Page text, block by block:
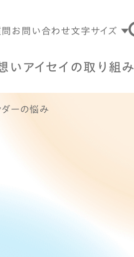
お問い合わせ文字サイズ
い アイセイの取り組み
ダーの悩み